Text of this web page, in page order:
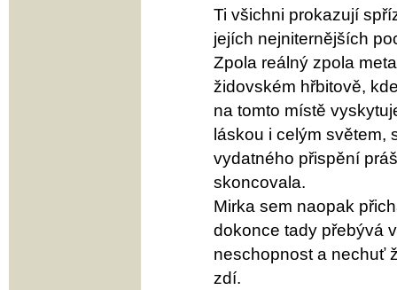
Ti všichni prokazují
jejích nejniternějších
Zpola reálný zpola
židovském hřbitově,
na tomto místě
láskou i celým světem,
vydatného přispění
skoncovala.
Mirka sem naopak
dokonce tady přebývá
neschopnost a nechuť
zdí.